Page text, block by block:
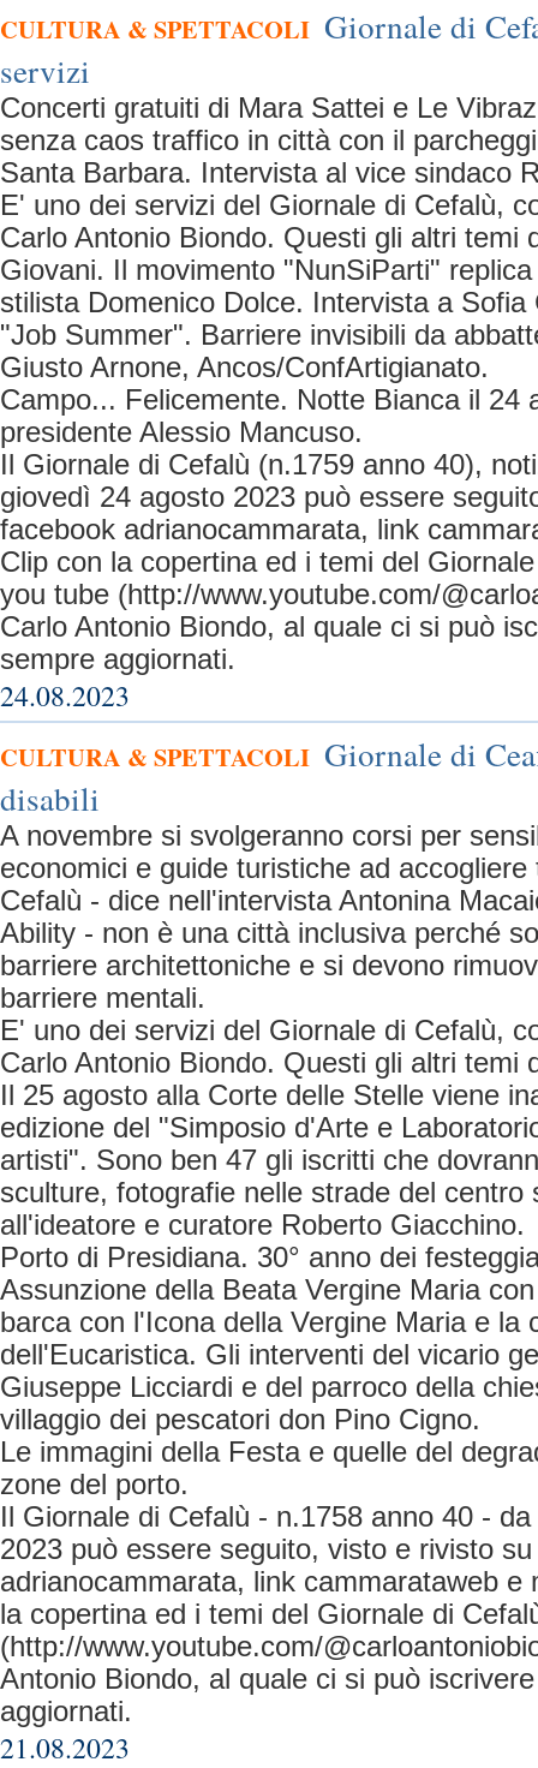
CULTURA & SPETTACOLI Giornale di
servizi
Concerti gratuiti di Mara Sattei e Le
senza caos traffico in città con il
Santa Barbara. Intervista al vice sindaco
E' uno dei servizi del Giornale di Cefalù,
Carlo Antonio Biondo. Questi gli altri temi
Giovani. Il movimento "NunSiParti"
stilista Domenico Dolce. Intervista a Sofia
"Job Summer". Barriere invisibili da
Giusto Arnone, Ancos/ConfArtigianato.
Campo... Felicemente. Notte Bianca il 24
presidente Alessio Mancuso.
Il Giornale di Cefalù (n.1759 anno 40),
giovedì 24 agosto 2023 può essere
facebook adrianocammarata, link
Clip con la copertina ed i temi del
you tube (http://www.youtube.com/
Carlo Antonio Biondo, al quale ci si può
sempre aggiornati.
24.08.2023
CULTURA & SPETTACOLI Giornale di
disabili
A novembre si svolgeranno corsi per
economici e guide turistiche ad
Cefalù - dice nell'intervista Antonina
Ability - non è una città inclusiva perché
barriere architettoniche e si devono
barriere mentali.
E' uno dei servizi del Giornale di Cefalù,
Carlo Antonio Biondo. Questi gli altri temi
Il 25 agosto alla Corte delle Stelle viene
edizione del "Simposio d'Arte e
artisti". Sono ben 47 gli iscritti che
sculture, fotografie nelle strade del centro
all'ideatore e curatore Roberto Giacchino.
Porto di Presidiana. 30° anno dei
Assunzione della Beata Vergine Maria
barca con l'Icona della Vergine Maria e la
dell'Eucaristica. Gli interventi del vicario
Giuseppe Licciardi e del parroco della
villaggio dei pescatori don Pino Cigno.
Le immagini della Festa e quelle del
zone del porto.
Il Giornale di Cefalù - n.1758 anno 40 -
2023 può essere seguito, visto e rivisto
adrianocammarata, link cammarataweb e
la copertina ed i temi del Giornale di
(http://www.youtube.com/
Antonio Biondo, al quale ci si può
aggiornati.
21.08.2023